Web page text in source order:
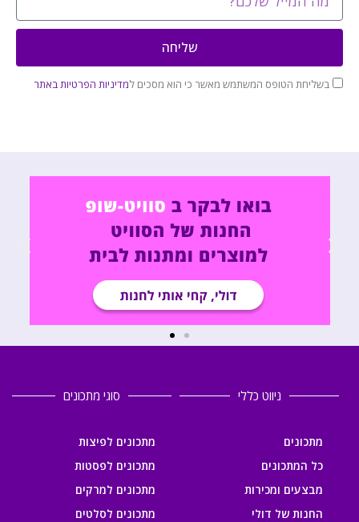
בשליחת הטופס המשתמש מאשר כי הוא מסכים למדיניות הפרטיות באתר
שליחה
ניווט כללי
מתכונים
כל המתכונים
מבצעים ומכירות
החנות של דולי
סוגי מתכונים
מתכונים לפיצות
מתכונים לפסטות
מתכונים למרקים
מתכונים לסלטים